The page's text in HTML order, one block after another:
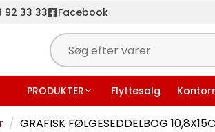
92 33 33 Facebook
PRODUKTER Flyttesalg
GRAFISK FØLGESEDDELBOG